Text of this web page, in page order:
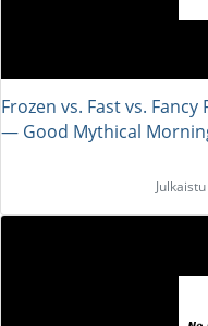
Frozen vs. Fast vs. Fancy
― Good Mythical